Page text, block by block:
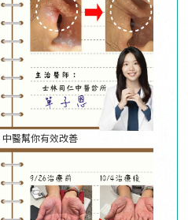
中醫幫你有效改善